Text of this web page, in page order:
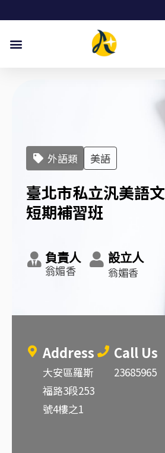
外語類 美語
臺北市私立汎美語文
短期補習班
負責人
翁媚香
設立人
翁媚香
Address
大安區羅斯
福路3段253
號4樓之1
Call Us
23685965